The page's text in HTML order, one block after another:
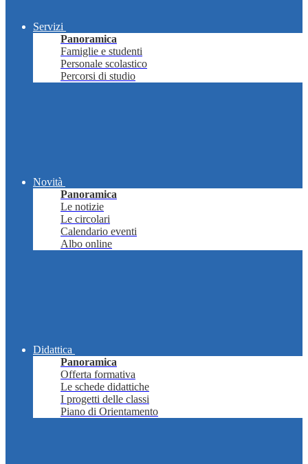
Servizi
Panoramica
Famiglie e studenti
Personale scolastico
Percorsi di studio
Novità
Panoramica
Le notizie
Le circolari
Calendario eventi
Albo online
Didattica
Panoramica
Offerta formativa
Le schede didattiche
I progetti delle classi
Piano di Orientamento